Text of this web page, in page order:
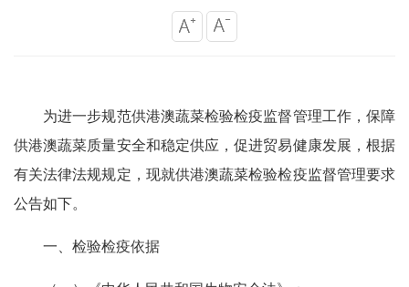
为进一步规范供港澳蔬菜检验检疫监督管理工作，保障
供港澳蔬菜质量安全和稳定供应，促进贸易健康发展，根据
有关法律法规规定，现就供港澳蔬菜检验检疫监督管理要求
公告如下。
一、检验检疫依据